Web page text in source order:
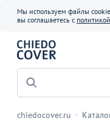
Мы используем файлы
вы соглашаетесь с
chiedocover.ru